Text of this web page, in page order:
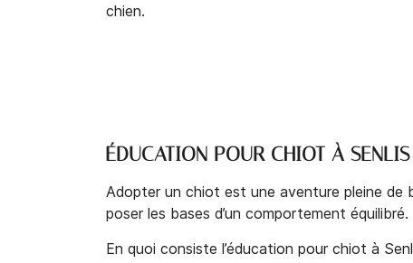
chien.
ÉDUCATION POUR CHIOT À
Adopter un chiot est une aventure pleine de
poser les bases d’un comportement
En quoi consiste l’éducation pour chiot à